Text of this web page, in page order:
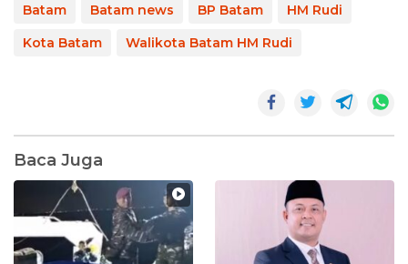
Batam Batam news BP Batam
HM Rudi
Kota Batam
Walikota Batam HM Rudi
Baca Juga